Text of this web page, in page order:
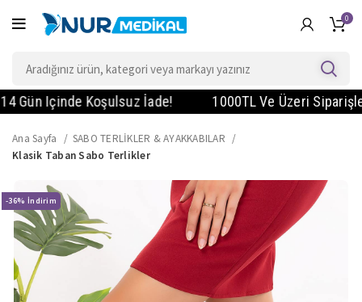
0
Içinde Koşulsuz İade! 1000TL Ve Üzeri Siparişlerde
Ana Sayfa
SABO TERLİKLER & AYAKKABILAR
Klasik Taban Sabo Terlikler
-36%